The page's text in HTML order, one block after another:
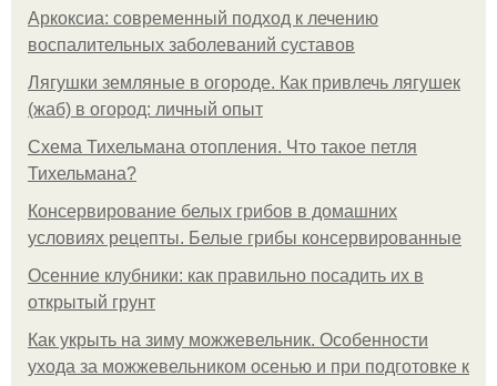
Аркоксиа: современный подход к лечению
воспалительных заболеваний суставов
Лягушки земляные в огороде. Как привлечь лягушек
(жаб) в огород: личный опыт
Схема Тихельмана отопления. Что такое петля
Тихельмана?
Консервирование белых грибов в домашних
условиях рецепты. Белые грибы консервированные
Осенние клубники: как правильно посадить их в
открытый грунт
Как укрыть на зиму можжевельник. Особенности
ухода за можжевельником осенью и при подготовке к